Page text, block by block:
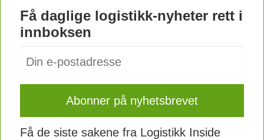
Få daglige logistikk-nyheter rett i
innboksen
Få de siste sakene fra Logistikk Inside